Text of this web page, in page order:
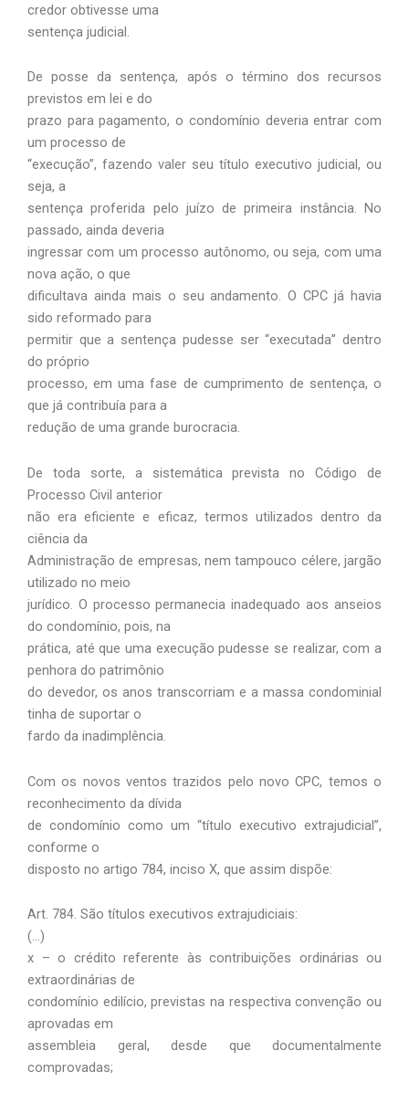
credor obtivesse uma
sentença judicial.
De posse da sentença, após o término dos recursos
previstos em lei e do
prazo para pagamento, o condomínio deveria entrar com
um processo de
“execução”, fazendo valer seu título executivo judicial, ou
seja, a
sentença proferida pelo juízo de primeira instância. No
passado, ainda deveria
ingressar com um processo autônomo, ou seja, com uma
nova ação, o que
dificultava ainda mais o seu andamento. O CPC já havia
sido reformado para
permitir que a sentença pudesse ser “executada” dentro
do próprio
processo, em uma fase de cumprimento de sentença, o
que já contribuía para a
redução de uma grande burocracia.
De toda sorte, a sistemática prevista no Código de
Processo Civil anterior
não era eficiente e eficaz, termos utilizados dentro da
ciência da
Administração de empresas, nem tampouco célere, jargão
utilizado no meio
jurídico. O processo permanecia inadequado aos anseios
do condomínio, pois, na
prática, até que uma execução pudesse se realizar, com a
penhora do patrimônio
do devedor, os anos transcorriam e a massa condominial
tinha de suportar o
fardo da inadimplência.
Com os novos ventos trazidos pelo novo CPC, temos o
reconhecimento da dívida
de condomínio como um “título executivo extrajudicial”,
conforme o
disposto no artigo 784, inciso X, que assim dispõe:
Art. 784. São títulos executivos extrajudiciais:
(…)
x – o crédito referente às contribuições ordinárias ou
extraordinárias de
condomínio edilício, previstas na respectiva convenção ou
aprovadas em
assembleia geral, desde que documentalmente
comprovadas;